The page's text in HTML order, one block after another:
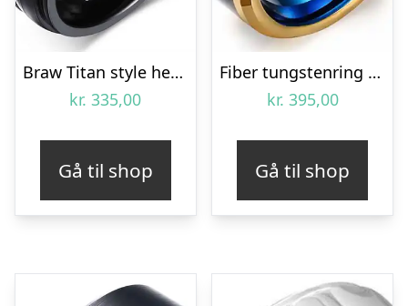
Braw Titan style herrering black.
kr. 335,00
Gå til shop
Fiber tungstenring “Blue”
kr. 395,00
Gå til shop